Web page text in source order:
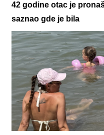
42 godine otac je
saznao gde je bila